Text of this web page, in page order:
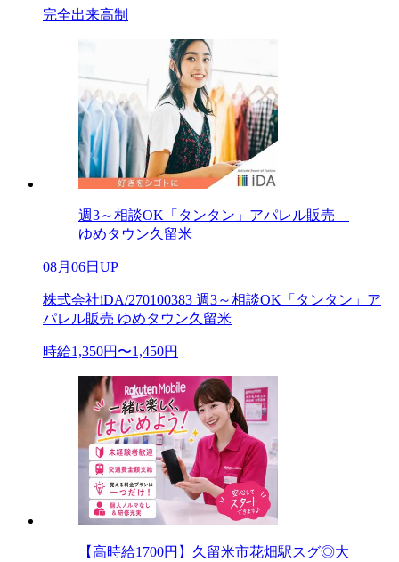
完全出来高制
週3～相談OK「タンタン」アパレル販売
ゆめタウン久留米
08月06日UP
株式会社iDA/270100383 週3～相談OK「タンタン」ア
パレル販売 ゆめタウン久留米
時給1,350円〜1,450円
【高時給1700円】久留米市花畑駅スグ◎大